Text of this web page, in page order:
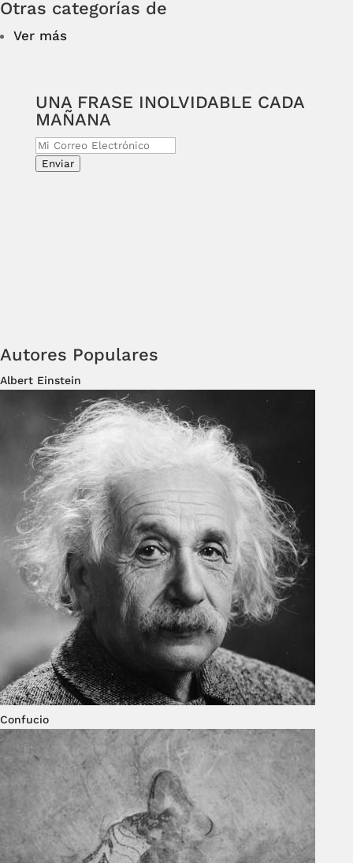
Otras categorías de
Ver más
UNA FRASE INOLVIDABLE CADA
MAÑANA
Enviar
Autores Populares
Albert Einstein
Confucio